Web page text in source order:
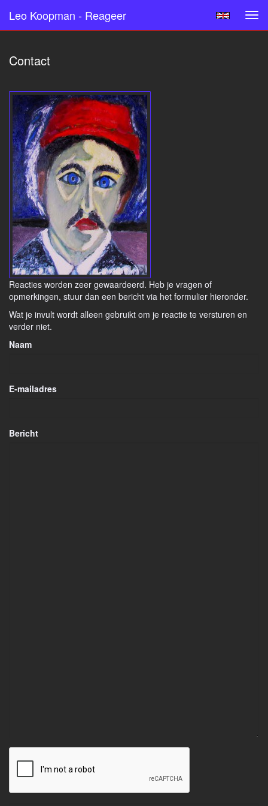
Leo Koopman - Reageer
Contact
Reacties worden zeer gewaardeerd. Heb je vragen of
opmerkingen, stuur dan een bericht via het formulier hieronder.
Wat je invult wordt alleen gebruikt om je reactie te versturen en
verder niet.
Naam
E-mailadres
Bericht